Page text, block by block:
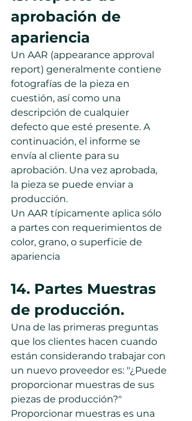
aprobación de
apariencia
Un AAR (appearance approval
report) generalmente contiene
fotografías de la pieza en
cuestión, así como una
descripción de cualquier
defecto que esté presente. A
continuación, el informe se
envía al cliente para su
aprobación. Una vez aprobada,
la pieza se puede enviar a
producción.
Un AAR típicamente aplica sólo
a partes con requerimientos de
color, grano, o superficie de
apariencia
14. Partes Muestras
de producción.
Una de las primeras preguntas
que los clientes hacen cuando
están considerando trabajar con
un nuevo proveedor es: "¿Puede
proporcionar muestras de sus
piezas de producción?"
Proporcionar muestras es una